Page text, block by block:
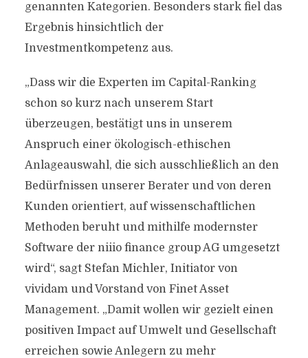
genannten Kategorien. Besonders stark fiel das
Ergebnis hinsichtlich der
Investmentkompetenz aus.
„Dass wir die Experten im Capital-Ranking
schon so kurz nach unserem Start
überzeugen, bestätigt uns in unserem
Anspruch einer ökologisch-ethischen
Anlageauswahl, die sich ausschließlich an den
Bedürfnissen unserer Berater und von deren
Kunden orientiert, auf wissenschaftlichen
Methoden beruht und mithilfe modernster
Software der niiio finance group AG umgesetzt
wird“, sagt Stefan Michler, Initiator von
vividam und Vorstand von Finet Asset
Management. „Damit wollen wir gezielt einen
positiven Impact auf Umwelt und Gesellschaft
erreichen sowie Anlegern zu mehr